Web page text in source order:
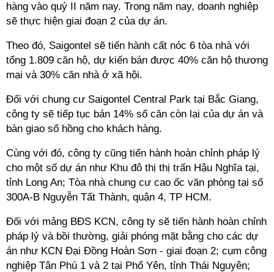
hàng vào quý II năm nay. Trong năm nay, doanh nghiệp
sẽ thực hiện giai đoạn 2 của dự án.
Theo đó, Saigontel sẽ tiến hành cất nóc 6 tòa nhà với
tổng 1.809 căn hộ, dự kiến bán được 40% căn hộ thương
mại và 30% căn nhà ở xã hội.
Đối với chung cư Saigontel Central Park tại Bắc Giang,
công ty sẽ tiếp tục bán 14% số căn còn lại của dự án và
bàn giao sổ hồng cho khách hàng.
Cùng với đó, công ty cũng tiến hành hoàn chỉnh pháp lý
cho một số dự án như Khu đô thị thị trấn Hậu Nghĩa tại,
tỉnh Long An; Tòa nhà chung cư cao ốc văn phòng tại số
300A-B Nguyễn Tất Thành, quận 4, TP HCM.
Đối với mảng BĐS KCN, công ty sẽ tiến hành hoàn chỉnh
pháp lý và bồi thường, giải phóng mặt bằng cho các dự
án như KCN Đại Đồng Hoàn Sơn - giai đoạn 2; cụm công
nghiệp Tân Phú 1 và 2 tại Phổ Yên, tỉnh Thái Nguyên;